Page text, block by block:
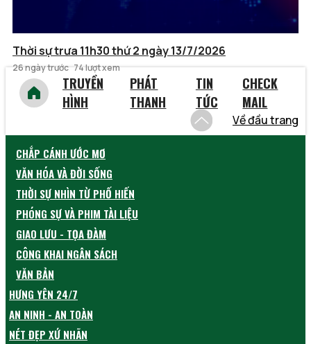
Thời sự trưa 11h30 thứ 2 ngày 13/7/2026
26 ngày trước 74 lượt xem
TRUYỀN
HÌNH
PHÁT
THANH
TIN
TỨC
CHECK
MAIL
Về đầu trang
CHẮP CÁNH ƯỚC MƠ
VĂN HÓA VÀ ĐỜI SỐNG
THỜI SỰ NHÌN TỪ PHỐ HIẾN
PHÓNG SỰ VÀ PHIM TÀI LIỆU
GIAO LƯU - TỌA ĐÀM
CÔNG KHAI NGÂN SÁCH
VĂN BẢN
HƯNG YÊN 24/7
AN NINH - AN TOÀN
NÉT ĐẸP XỨ NHÃN